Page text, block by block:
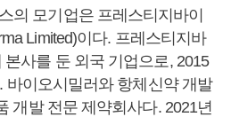
의 모기업은 프레스티지바이
Limited)이다. 프레스티지바
사를 둔 외국 기업으로, 2015
바이오시밀러와 항체신약 개발
개발 전문 제약회사다. 2021년